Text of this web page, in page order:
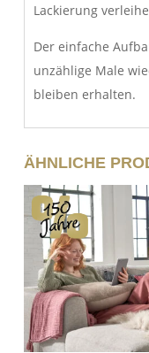
Lackierung
Der einfache
unzählige Male
bleiben erhalten.
ÄHNLICHE